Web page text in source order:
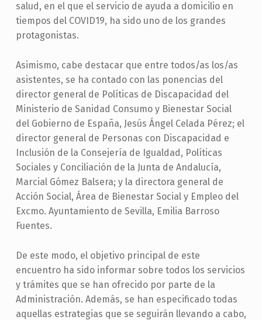
salud, en el que el servicio de ayuda a domicilio en
tiempos del COVID19, ha sido uno de los grandes
protagonistas.
Asimismo, cabe destacar que entre todos/as los/as
asistentes, se ha contado con las ponencias del
director general de Políticas de Discapacidad del
Ministerio de Sanidad Consumo y Bienestar Social
del Gobierno de España, Jesús Ángel Celada Pérez; el
director general de Personas con Discapacidad e
Inclusión de la Consejería de Igualdad, Políticas
Sociales y Conciliación de la Junta de Andalucía,
Marcial Gómez Balsera; y la directora general de
Acción Social, Área de Bienestar Social y Empleo del
Excmo. Ayuntamiento de Sevilla, Emilia Barroso
Fuentes.
De este modo, el objetivo principal de este
encuentro ha sido informar sobre todos los servicios
y trámites que se han ofrecido por parte de la
Administración. Además, se han especificado todas
aquellas estrategias que se seguirán llevando a cabo,